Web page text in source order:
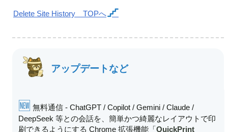
Delete Site History TOPへ
アップデートなど